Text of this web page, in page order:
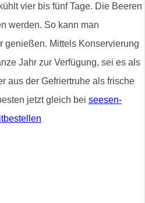
vier bis fünf Tage. Die Beeren
werden. So kann man
genießen. Mittels Konservierung
Jahr zur Verfügung, sei es als
aus der Gefriertruhe als frische
jetzt gleich bei seesen-